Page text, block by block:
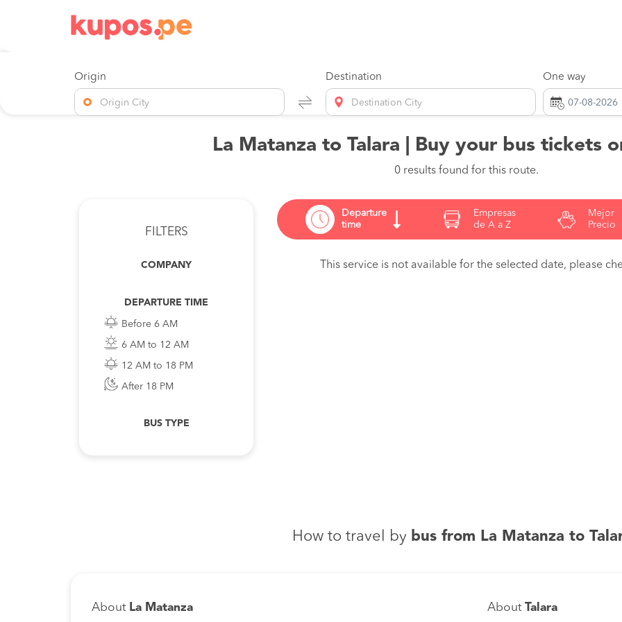
Origin
Origin City
Destination
Destination City
One way
La Matanza to Talara | Buy your bus tickets
0 results found for this route.
FILTERS
COMPANY
DEPARTURE TIME
Before 6 AM
6 AM to 12 AM
12 AM to 18 PM
After 18 PM
BUS TYPE
Departure
time
Empresas
de A a Z
Mejor
Precio
This service is not available for the selected date, please
How to travel by bus from La Matanza to
About La Matanza About Talara